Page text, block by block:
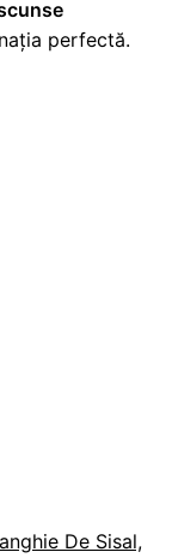
perfectă.
De Sisal,